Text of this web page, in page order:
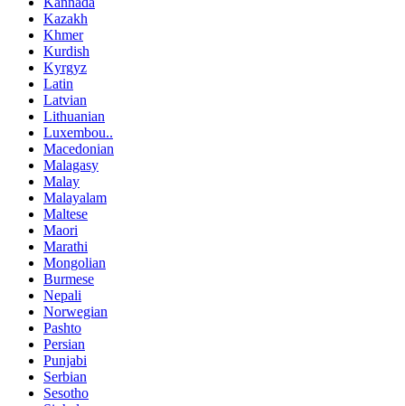
Kazakh
Khmer
Kurdish
Kyrgyz
Latin
Latvian
Lithuanian
Luxembou..
Macedonian
Malagasy
Malay
Malayalam
Maltese
Maori
Marathi
Mongolian
Burmese
Nepali
Norwegian
Pashto
Persian
Punjabi
Serbian
Sesotho